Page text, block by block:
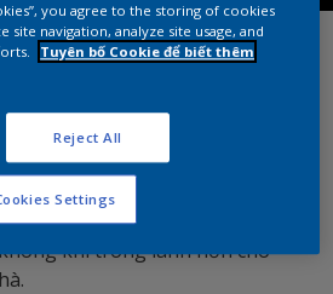
LƯỢNG
NHÀ
Clean là sơn nội thất sinh học
thành phần tự nhiên có trong
hoạt tính, giúp vô hiệu các
khí trong lành hơn cho
you agree to the storing of cookies
site navigation, analyze site usage, and
Tuyên bố Cookie để biết thêm
Reject All
Settings